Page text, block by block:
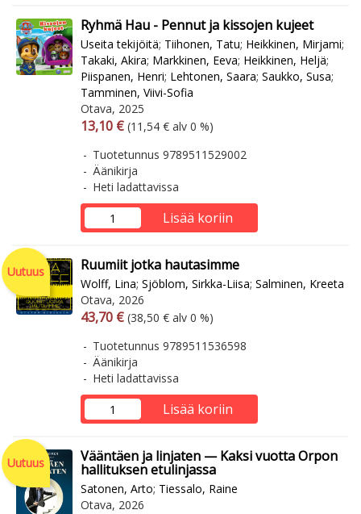
Ryhmä Hau - Pennut ja kissojen kujeet
Useita tekijöitä; Tiihonen, Tatu; Heikkinen, Mirjami;
Takaki, Akira; Markkinen, Eeva; Heikkinen, Heljä;
Piispanen, Henri; Lehtonen, Saara; Saukko, Susa;
Tamminen, Viivi-Sofia
Otava, 2025
Arvonlisäverollinen hinta
13,10 € Arvonlisäveroton hinta
(11,54 € alv 0 %)
Tuotetunnus 9789511529002
Äänikirja
Heti ladattavissa
Lisää koriin
Uutuus Ruumiit jotka hautasimme
Wolff, Lina; Sjöblom, Sirkka-Liisa; Salminen, Kreeta
Otava, 2026
Arvonlisäverollinen hinta
43,70 € Arvonlisäveroton hinta
(38,50 € alv 0 %)
Tuotetunnus 9789511536598
Äänikirja
Heti ladattavissa
Lisää koriin
Uutuus Vääntäen ja linjaten — Kaksi vuotta Orpon
hallituksen etulinjassa
Satonen, Arto; Tiessalo, Raine
Otava, 2026